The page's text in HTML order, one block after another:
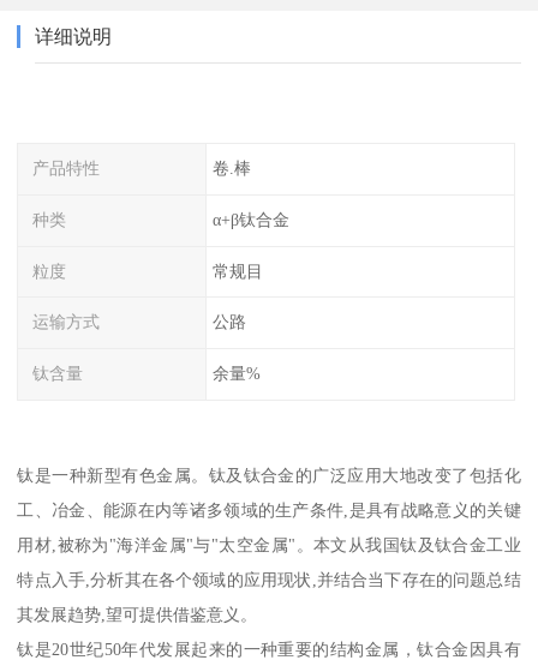
详细说明
产品特性 卷.棒
种类 α+β钛合金
粒度 常规目
运输方式 公路
钛含量 余量%
钛是一种新型有色金属。钛及钛合金的广泛应用大地改变了包括化
工、冶金、能源在内等诸多领域的生产条件,是具有战略意义的关键
用材,被称为"海洋金属"与"太空金属"。本文从我国钛及钛合金工业
特点入手,分析其在各个领域的应用现状,并结合当下存在的问题总结
其发展趋势,望可提供借鉴意义。
钛是20世纪50年代发展起来的一种重要的结构金属，钛合金因具有